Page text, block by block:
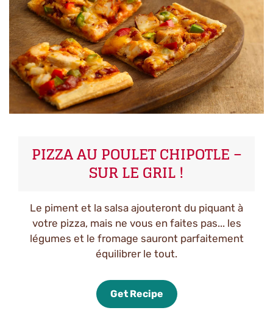
PIZZA AU POULET CHIPOTLE –
SUR LE GRIL !
Le piment et la salsa ajouteront du piquant à
votre pizza, mais ne vous en faites pas... les
légumes et le fromage sauront parfaitement
équilibrer le tout.
Get Recipe